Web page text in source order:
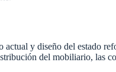
actual y diseño del estado
del mobiliario, las